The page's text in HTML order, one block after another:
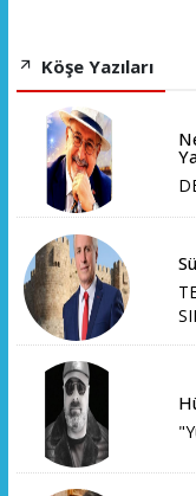
Köşe Yazıları